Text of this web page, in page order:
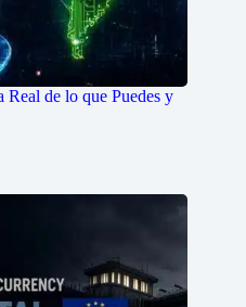
de lo que Puedes y